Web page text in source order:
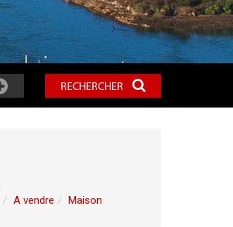
RECHERCHER
A vendre
Maison